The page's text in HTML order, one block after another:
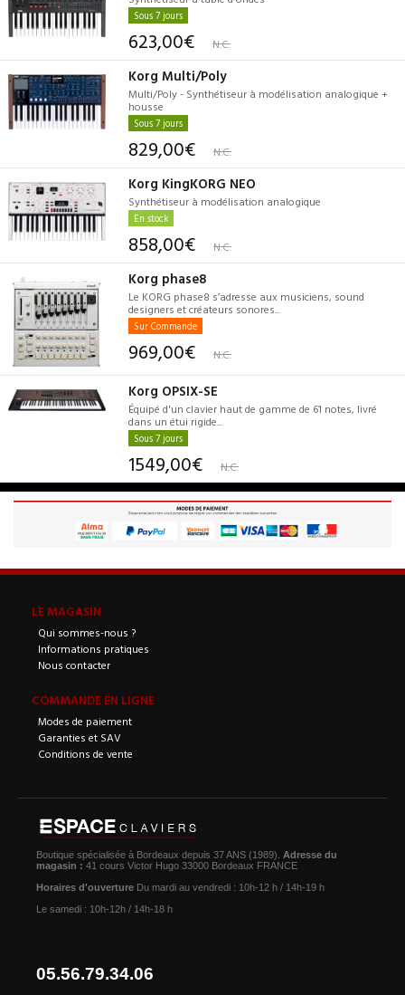
Sous 7 jours
623,00€ N.C.
Korg Multi/Poly
Multi/Poly - Synthétiseur à modélisation analogique +
housse
Sous 7 jours
829,00€ N.C.
Korg KingKORG NEO
Synthétiseur à modélisation analogique
En stock
858,00€ N.C.
Korg phase8
Le KORG phase8 s’adresse aux musiciens, sound
designers et créateurs sonores...
Sur Commande
969,00€ N.C.
Korg OPSIX-SE
Équipé d'un clavier haut de gamme de 61 notes, livré
dans un étui rigide...
Sous 7 jours
1549,00€ N.C.
LE MAGASIN
Qui sommes-nous ?
Informations pratiques
Nous contacter
COMMANDE EN LIGNE
Modes de paiement
Garanties et SAV
Conditions de vente
Boutique spécialisée à Bordeaux depuis 37 ANS (1989). Adresse du
magasin : 41 cours Victor Hugo 33000 Bordeaux FRANCE
Horaires d'ouverture Du mardi au vendredi : 10h-12 h / 14h-19 h
Le samedi : 10h-12h / 14h-18 h
05.56.79.34.06